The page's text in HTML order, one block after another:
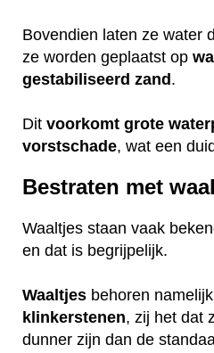
Bovendien laten ze water
ze worden geplaatst op
gestabiliseerd zand.
Dit voorkomt grote
vorstschade, wat een
Bestraten met
Waaltjes staan vaak
en dat is begrijpelijk.
Waaltjes behoren
klinkerstenen, zij het dat
dunner zijn dan de